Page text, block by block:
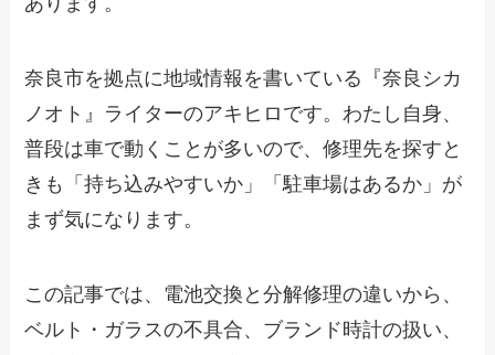
奈良市を拠点に地域情報を書いている『奈良シカ
ノオト』ライターのアキヒロです。わたし自身、
普段は車で動くことが多いので、修理先を探すと
きも「持ち込みやすいか」「駐車場はあるか」が
まず気になります。
この記事では、電池交換と分解修理の違いから、
ベルト・ガラスの不具合、ブランド時計の扱い、